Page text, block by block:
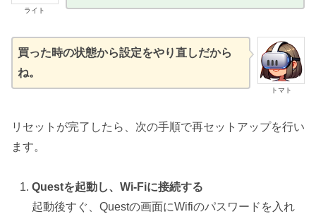
ライト
トマト
買った時の状態から設定をやり直しだから
ね。
リセットが完了したら、次の手順で再セットアップを行い
ます。
Questを起動し、Wi-Fiに接続する
起動後すぐ、Questの画面にWifiのパスワードを入れ